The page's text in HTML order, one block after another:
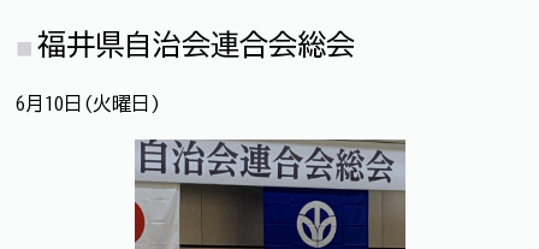
福井県自治会連合会総会
6月10日(火曜日)